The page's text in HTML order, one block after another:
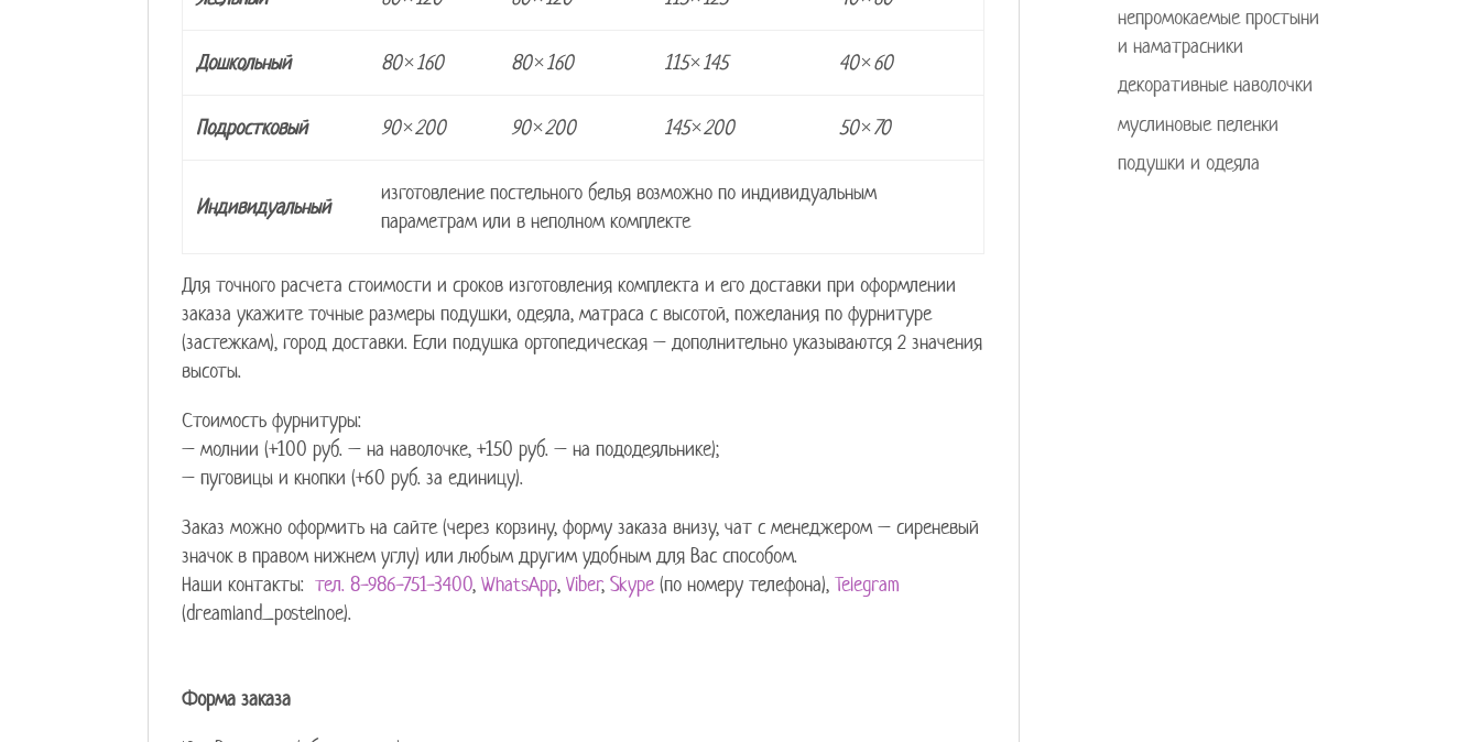
Дошкольный 80×160 80×160 115×145 40×60
Подростковый 90×200 90×200 145×200 50×70
Индивидуальный
изготовление постельного белья возможно по индивидуальным
параметрам или в неполном комплекте
Для точного расчета стоимости и сроков изготовления комплекта и его доставки при оформлении
заказа укажите точные размеры подушки, одеяла, матраса с высотой, пожелания по фурнитуре
(застежкам), город доставки. Если подушка ортопедическая – дополнительно указываются 2 значения
высоты.
Стоимость фурнитуры:
– молнии (+100 руб. – на наволочке, +150 руб. – на пододеяльнике);
– пуговицы и кнопки (+60 руб. за единицу).
Заказ можно оформить на сайте (через корзину, форму заказа внизу, чат с менеджером – сиреневый
значок в правом нижнем углу) или любым другим удобным для Вас способом.
Наши контакты:тел. 8-986-751-3400,WhatsApp,Viber,Skype(по номеру телефона),Telegram
(dreamland_postelnoe).
Форма заказа
непромокаемые простыни
и наматрасники
декоративные наволочки
муслиновые пеленки
подушки и одеяла